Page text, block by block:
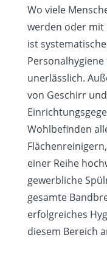
Wo viele
werden oder mit
ist
unerlässlich.
von Geschirr und
Wohlbefinden
einer Reihe
gewerbliche
gesamte
erfolgreiches
diesem Bereich